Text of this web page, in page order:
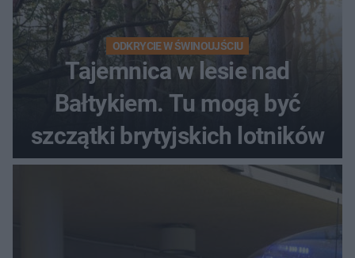
ODKRYCIE W ŚWINOUJŚCIU
Tajemnica w lesie nad
Bałtykiem. Tu mogą być
szczątki brytyjskich lotników